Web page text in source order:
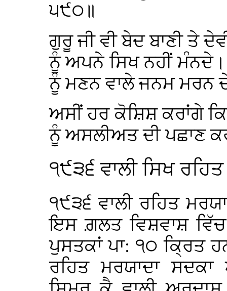
੫੯੦॥
ਗੁਰੂ ਜੀ ਵੀ ਬੇਦ ਬਾਣੀ ਤੇ
ਨੂੰ ਅਪਨੇ ਸਿਖ ਨਹੀਂ
ਨੂੰ ਮਣਨ ਵਾਲੇ ਜਨਮ ਮਰਨ
ਅਸੀਂ ਹਰ ਕੋਸ਼ਿਸ਼ ਕਰਾਂਗੇ
ਨੂੰ ਅਸਲੀਅਤ ਦੀ ਪਛਾਣ
੧੯੩੬ ਵਾਲੀ ਸਿਖ
੧੯੩੬ ਵਾਲੀ ਰਹਿਤ
ਇਸ ਗ਼ਲਤ ਵਿਸ਼ਵਾਸ਼
ਪੁਸਤਕਾਂ ਪਾ: ੧੦ ਕ੍ਰਿਤ
ਰਹਿਤ ਮਰਯਾਦਾ